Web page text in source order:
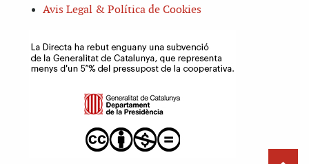
Avis Legal & Política de Cookies